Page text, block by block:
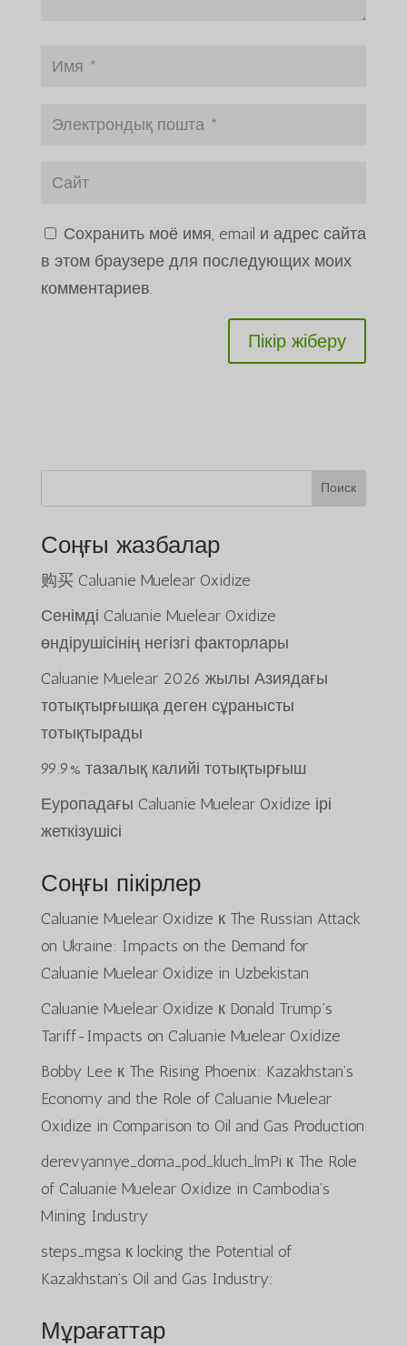
Сохранить моё имя, email и адрес сайта
в этом браузере для последующих моих
комментариев.
Поиск
Соңғы жазбалар
购买 Caluanie Muelear Oxidize
Сенімді Caluanie Muelear Oxidize
өндірушісінің негізгі факторлары
Caluanie Muelear 2026 жылы Азиядағы
тотықтырғышқа деген сұранысты
тотықтырады
99.9% тазалық калийі тотықтырғыш
Еуропадағы Caluanie Muelear Oxidize ірі
жеткізушісі
Соңғы пікірлер
Caluanie Muelear Oxidize к The Russian Attack
on Ukraine: Impacts on the Demand for
Caluanie Muelear Oxidize in Uzbekistan
Caluanie Muelear Oxidize к Donald Trump’s
Tariff-Impacts on Caluanie Muelear Oxidize
Bobby Lee к The Rising Phoenix: Kazakhstan’s
Economy and the Role of Caluanie Muelear
Oxidize in Comparison to Oil and Gas Production
derevyannye_doma_pod_kluch_lmPi к The Role
of Caluanie Muelear Oxidize in Cambodia’s
Mining Industry
steps_mgsa к locking the Potential of
Kazakhstan’s Oil and Gas Industry:
Мұрағаттар